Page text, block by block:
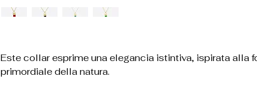
Este collar esprime una elegancia istintiva, ispirata alla
primordiale della natura.